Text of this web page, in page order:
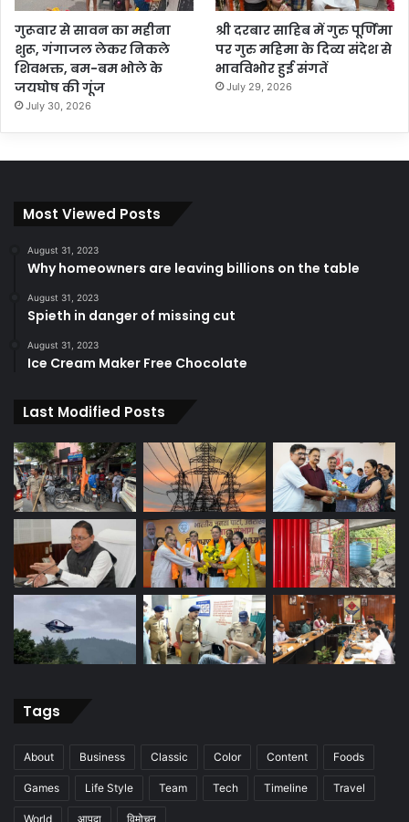
गुरूवार से सावन का महीना
शुरू, गंगाजल लेकर निकले
शिवभक्त, बम-बम भोले के
जयघोष की गूंज
July 30, 2026
श्री दरबार साहिब में गुरु पूर्णिमा
पर गुरु महिमा के दिव्य संदेश से
भावविभोर हुई संगतें
July 29, 2026
Most Viewed Posts
August 31, 2023
Why homeowners are leaving billions on the table
August 31, 2023
Spieth in danger of missing cut
August 31, 2023
Ice Cream Maker Free Chocolate
Last Modified Posts
Tags
About Business Classic Color Content Foods
Games Life Style Team Tech Timeline Travel
World आपदा विमोचन